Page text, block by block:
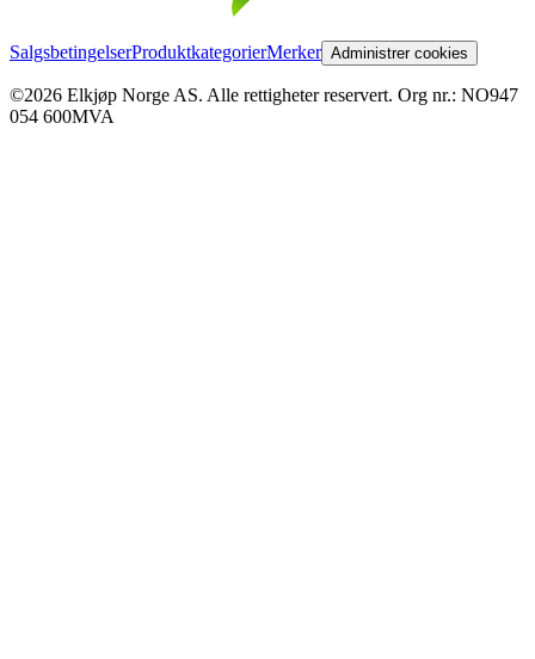
SalgsbetingelserProduktkategorierMerker Administrer cookies
©2026 Elkjøp Norge AS. Alle rettigheter reservert. Org nr.: NO947
054 600MVA